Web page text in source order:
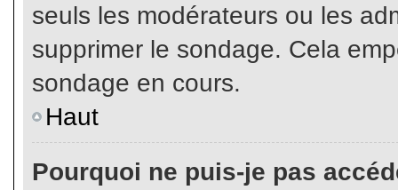
seuls les modérateurs ou les
supprimer le sondage. Cela
sondage en cours.
Haut
Pourquoi ne puis-je pas